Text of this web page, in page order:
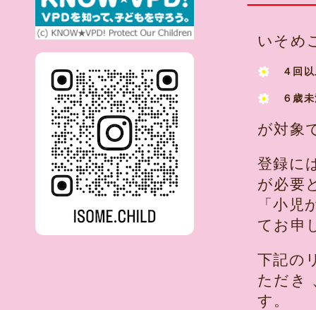
いそめ
４回
６歳
が対象
登録に
が必要
「小
てお申
下記の
ただき
す。